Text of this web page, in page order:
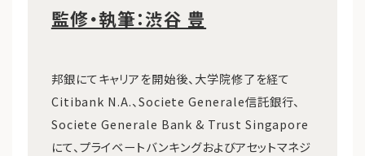
監修・執筆：渋谷 豊
邦銀にてキャリアを開始後、大学院修了を経て
Citibank N.A.、Societe Generale信託銀行、
Societe Generale Bank & Trust Singapore
にて、プライベートバンキングおよびアセットマネジ